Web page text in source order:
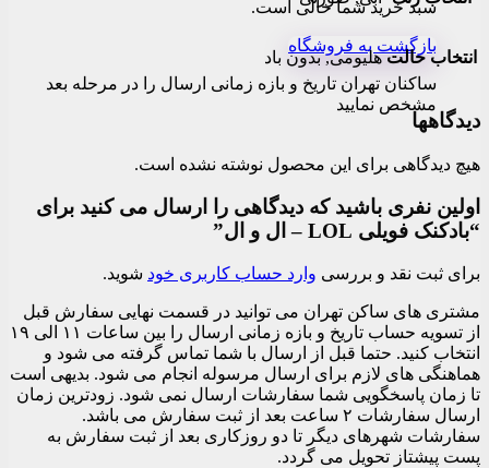
سبد خرید شما خالی است.
بازگشت به فروشگاه
ساکنان تهران تاریخ و بازه زمانی ارسال را در مرحله بعد
مشخص نمایید
انتخاب حالت هلیومی, بدون باد
دیدگاهها
هیچ دیدگاهی برای این محصول نوشته نشده است.
اولین نفری باشید که دیدگاهی را ارسال می کنید برای
“بادکنک فویلی LOL – ال و ال”
برای ثبت نقد و بررسی وارد حساب کاربری خود شوید.
مشتری های ساکن تهران می توانید در قسمت نهایی سفارش قبل
از تسویه حساب تاریخ و بازه زمانی ارسال را بین ساعات ۱۱ الی ۱۹
انتخاب کنید. حتما قبل از ارسال با شما تماس گرفته می شود و
هماهنگی های لازم برای ارسال مرسوله انجام می شود. بدیهی است
تا زمان پاسخگویی شما سفارشات ارسال نمی شود. زودترین زمان
ارسال سفارشات ۲ ساعت بعد از ثبت سفارش می باشد.
سفارشات شهرهای دیگر تا دو روزکاری بعد از ثبت سفارش به
پست پیشتاز تحویل می گردد.